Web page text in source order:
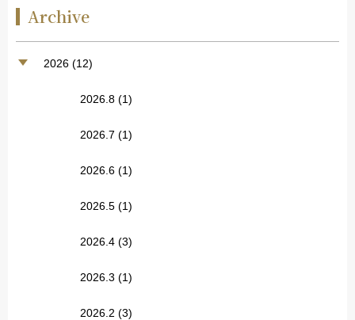
Archive
2026 (12)
2026.8 (1)
2026.7 (1)
2026.6 (1)
2026.5 (1)
2026.4 (3)
2026.3 (1)
2026.2 (3)